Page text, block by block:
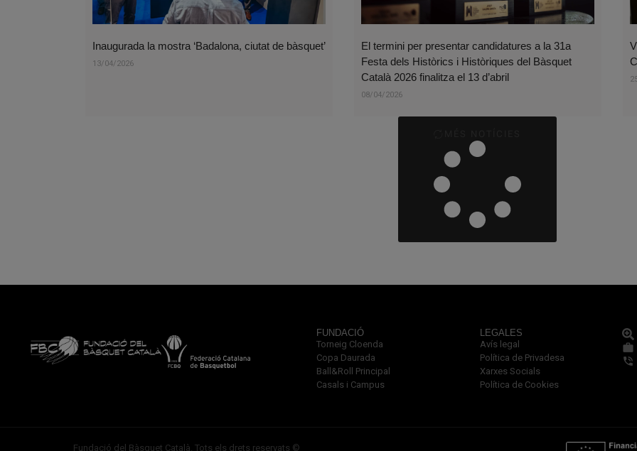
Inaugurada la mostra ‘Badalona, ciutat de bàsquet’
13/04/2026
El termini per presentar candidatures a la 31a
Festa dels Històrics i Històriques del Bàsquet
Català 2026 finalitza el 13 d’abril
08/04/2026
FUNDACIÓ
Torneig Cloenda
Copa Daurada
Ball&Roll Principal
Casals i Campus
LEGALES
Avís legal
Política de Privadesa
Xarxes Socials
Política de Cookies
Fundació del Bàsquet Català. Tots els drets reservats ©